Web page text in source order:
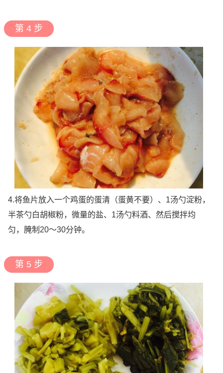
第 4 步
4.将鱼片放入一个鸡蛋的蛋清（蛋黄不要）、1汤勺淀粉，
半茶勺白胡椒粉，微量的盐、1汤勺料酒、然后搅拌均
匀，腌制20～30分钟。
第 5 步